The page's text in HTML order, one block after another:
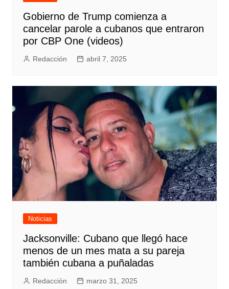
Gobierno de Trump comienza a
cancelar parole a cubanos que entraron
por CBP One (videos)
Redacción abril 7, 2025
Noticias
Jacksonville: Cubano que llegó hace
menos de un mes mata a su pareja
también cubana a puñaladas
Redacción marzo 31, 2025